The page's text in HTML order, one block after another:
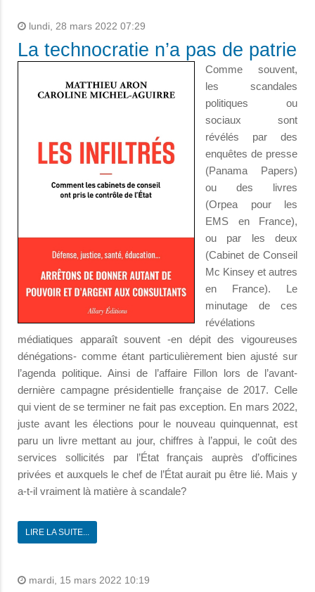
lundi, 28 mars 2022 07:29
La technocratie n’a pas de patrie
Comme souvent,
les scandales
politiques ou
sociaux sont
révélés par des
enquêtes de presse
(Panama Papers)
ou des livres
(Orpea pour les
EMS en France),
ou par les deux
(Cabinet de Conseil
Mc Kinsey et autres
en France). Le
minutage de ces
révélations
médiatiques apparaît souvent -en dépit des vigoureuses
dénégations- comme étant particulièrement bien ajusté sur
l’agenda politique. Ainsi de l’affaire Fillon lors de l’avant-
dernière campagne présidentielle française de 2017. Celle
qui vient de se terminer ne fait pas exception. En mars 2022,
juste avant les élections pour le nouveau quinquennat, est
paru un livre mettant au jour, chiffres à l’appui, le coût des
services sollicités par l’État français auprès d’officines
privées et auxquels le chef de l’État aurait pu être lié. Mais y
a-t-il vraiment là matière à scandale?
LIRE LA SUITE...
mardi, 15 mars 2022 10:19